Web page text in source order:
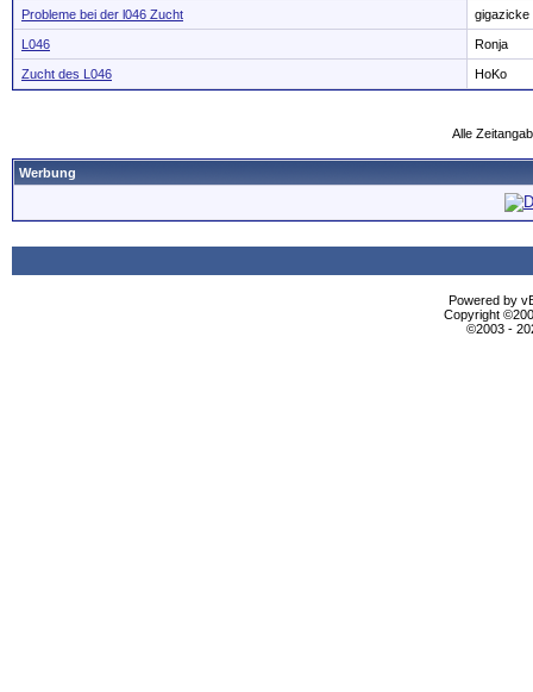
Probleme bei der l046 Zucht gigazicke
L046 Ronja
Zucht des L046 HoKo
Alle
Werbung
Powered by
Copyright
©2003 -